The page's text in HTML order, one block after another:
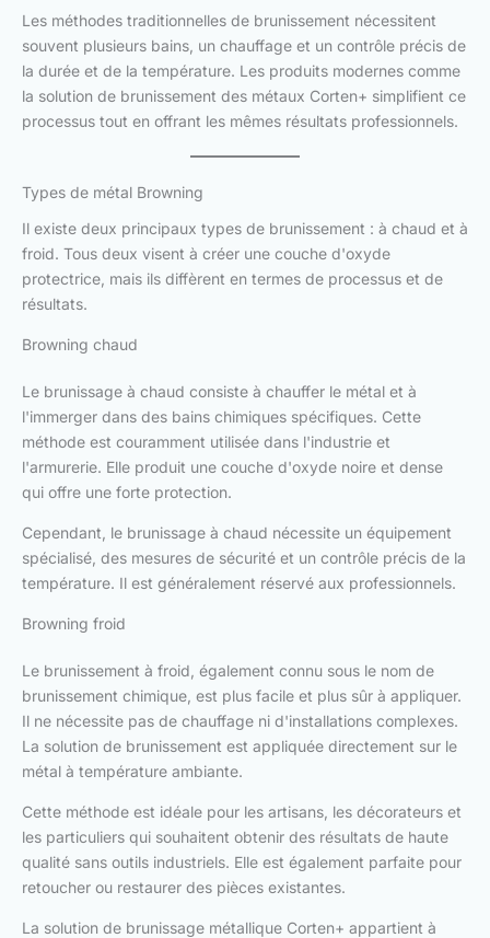
Les méthodes traditionnelles de brunissement nécessitent
souvent plusieurs bains, un chauffage et un contrôle précis de
la durée et de la température. Les produits modernes comme
la solution de brunissement des métaux Corten+ simplifient ce
processus tout en offrant les mêmes résultats professionnels.
Types de métal Browning
Il existe deux principaux types de brunissement : à chaud et à
froid. Tous deux visent à créer une couche d'oxyde
protectrice, mais ils diffèrent en termes de processus et de
résultats.
Browning chaud
Le brunissage à chaud consiste à chauffer le métal et à
l'immerger dans des bains chimiques spécifiques. Cette
méthode est couramment utilisée dans l'industrie et
l'armurerie. Elle produit une couche d'oxyde noire et dense
qui offre une forte protection.
Cependant, le brunissage à chaud nécessite un équipement
spécialisé, des mesures de sécurité et un contrôle précis de la
température. Il est généralement réservé aux professionnels.
Browning froid
Le brunissement à froid, également connu sous le nom de
brunissement chimique, est plus facile et plus sûr à appliquer.
Il ne nécessite pas de chauffage ni d'installations complexes.
La solution de brunissement est appliquée directement sur le
métal à température ambiante.
Cette méthode est idéale pour les artisans, les décorateurs et
les particuliers qui souhaitent obtenir des résultats de haute
qualité sans outils industriels. Elle est également parfaite pour
retoucher ou restaurer des pièces existantes.
La solution de brunissage métallique Corten+ appartient à